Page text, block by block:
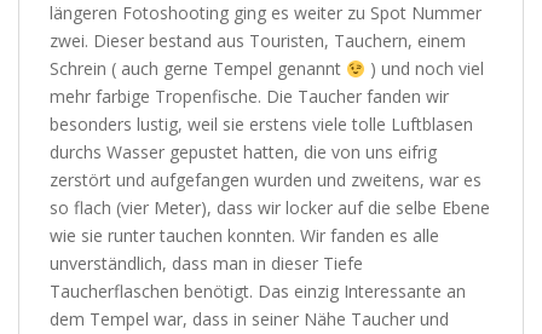
längeren Fotoshooting ging es weiter zu Spot Nummer
zwei. Dieser bestand aus Touristen, Tauchern, einem
Schrein ( auch gerne Tempel genannt
) und noch viel
mehr farbige Tropenfische. Die Taucher fanden wir
besonders lustig, weil sie erstens viele tolle Luftblasen
durchs Wasser gepustet hatten, die von uns eifrig
zerstört und aufgefangen wurden und zweitens, war es
so flach (vier Meter), dass wir locker auf die selbe Ebene
wie sie runter tauchen konnten. Wir fanden es alle
unverständlich, dass man in dieser Tiefe
Taucherflaschen benötigt. Das einzig Interessante an
dem Tempel war, dass in seiner Nähe Taucher und